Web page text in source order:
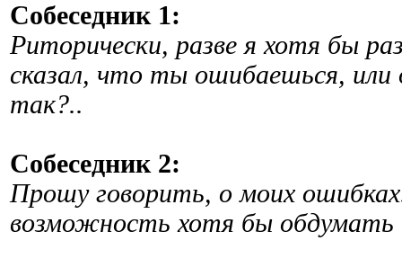
Собеседник 1:
Риторически, разве я хотя бы
сказал, что ты ошибаешься,
так?..
Собеседник 2:
Прошу говорить, о моих
возможность хотя бы обдумать